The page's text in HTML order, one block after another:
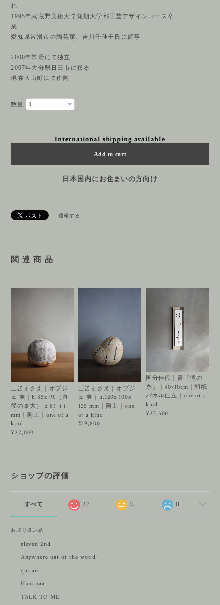
れ
1995年武蔵野美術大学短期大学部工芸デザインコース卒
業
愛知県常滑市の陶芸家、吉川千佳子氏に師事
2000年常滑にて独立
2007年大分県日田市に移る
現在大山町にて作陶
数量
International shipping available
Add to cart
日本国内にお住まいの方向け
通報する
関 連 商 品
三笘まさえ｜オブジ
ェ 実｜h.85x 90（直
径の最大） x 85（）
mm｜陶土｜one of a
kind
¥22,000
三笘まさえ｜オブジ
ェ 実｜h.120x 100x
125 mm｜陶土｜one
of a kind
¥19,800
国分佳代｜書『滝の
糸』｜40×10cm｜和紙
パネル仕立｜one of a
kind
¥27,500
ショップの評価
すべて 32 0 0
お取り扱い品
eleven 2nd
Anywhere out of the world
quitan
Huminaa
TALK TO ME